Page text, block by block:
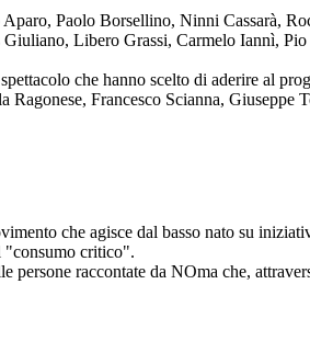
Paolo Borsellino, Ninni Cassarà,
Libero Grassi, Carmelo Iannì,
che hanno scelto di aderire al
Francesco Scianna, Giuseppe
che agisce dal basso nato su
"consumo critico".
raccontate da NOma che,